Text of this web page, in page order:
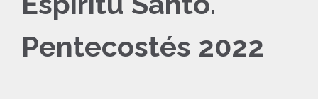
Pentecostés 2022